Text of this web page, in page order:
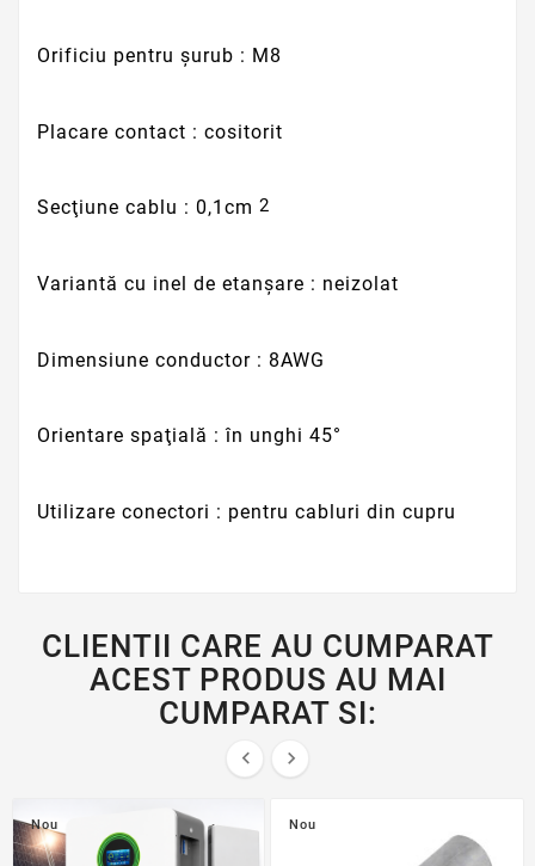
Orificiu pentru şurub : M8
Placare contact : cositorit
Secţiune cablu : 0,1cm 2
Variantă cu inel de etanşare : neizolat
Dimensiune conductor : 8AWG
Orientare spaţială : în unghi 45°
Utilizare conectori : pentru cabluri din cupru
CLIENTII CARE AU CUMPARAT
ACEST PRODUS AU MAI
CUMPARAT SI:
 
Nou Nou